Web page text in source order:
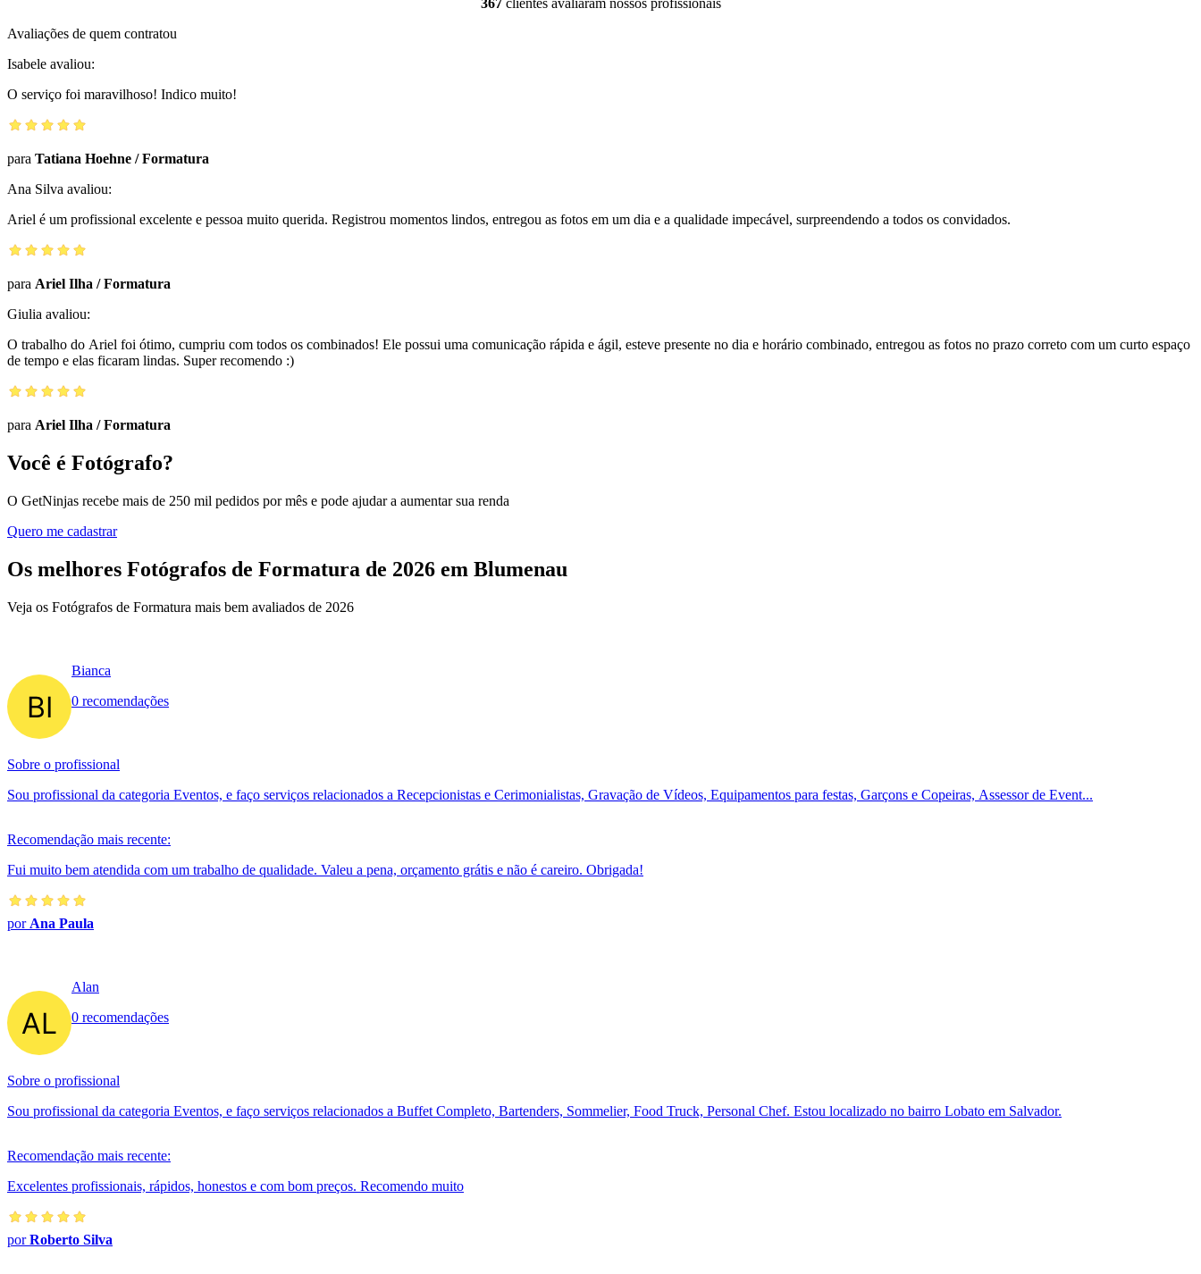
367clientes avaliaram nossos profissionais
Avaliações de quem contratou
Isabele avaliou:
O serviço foi maravilhoso! Indico muito!
para Tatiana Hoehne /Formatura
Ana Silva avaliou:
Ariel é um profissional excelente e pessoa muito querida. Registrou momentos lindos, entregou as fotos em um dia e a qualidade impecável, surpreendendo a todos os convidados.
para Ariel Ilha /Formatura
Giulia avaliou:
O trabalho do Ariel foi ótimo, cumpriu com todos os combinados! Ele possui uma comunicação rápida e ágil, esteve presente no dia e horário combinado, entregou as fotos no prazo correto com um curto espaço
de tempo e elas ficaram lindas. Super recomendo :)
para Ariel Ilha /Formatura
Você é Fotógrafo?
O GetNinjas recebe mais de 250 mil pedidos por mês e pode ajudar a aumentar sua renda
Quero me cadastrar
Os melhores Fotógrafos de Formatura de 2026 em Blumenau
Veja os Fotógrafos de Formatura mais bem avaliados de 2026
Bianca
0 recomendações
Sobre o profissional
Sou profissional da categoria Eventos, e faço serviços relacionados a Recepcionistas e Cerimonialistas, Gravação de Vídeos, Equipamentos para festas, Garçons e Copeiras, Assessor de Event...
Recomendação mais recente:
Fui muito bem atendida com um trabalho de qualidade. Valeu a pena, orçamento grátis e não é careiro. Obrigada!
por Ana Paula
Alan
0 recomendações
Sobre o profissional
Sou profissional da categoria Eventos, e faço serviços relacionados a Buffet Completo, Bartenders, Sommelier, Food Truck, Personal Chef. Estou localizado no bairro Lobato em Salvador.
Recomendação mais recente:
Excelentes profissionais, rápidos, honestos e com bom preços. Recomendo muito
porRoberto Silva